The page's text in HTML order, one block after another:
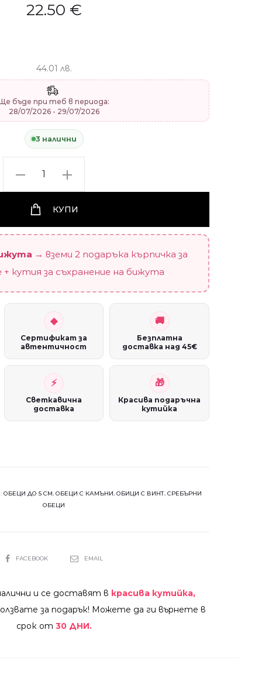
22.50 €
44.01 лв.
бъде при теб в периода:
28/07/2026 - 29/07/2026
3 налични
Сребърни
"Glory"
см
/
винт)
КУПИ
→ вземи 2 подаръка кърпичка за
кутия за съхранение на бижута
Сертификат за
автентичност
Безплатна
доставка над 45€
Светкавична
доставка
Красива подаръчна
кутийка
ОБЕЦИ ДО 5 СМ, ОБЕЦИ С КАМЪНИ, ОБИЦИ С ВИНТ, СРЕБЪРНИ
ОБЕЦИ
SHAREFACEBOOK EMAIL
и се доставят в красива кутийка,
за подарък! Можете да ги върнете в
срок от 30 ДНИ.